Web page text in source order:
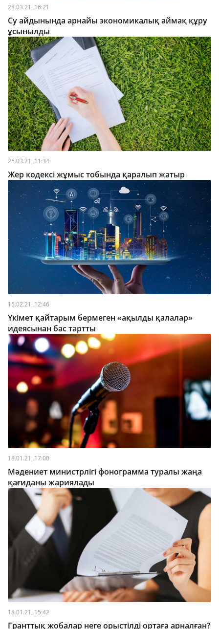
28.03.21, 16:21
Су айдынында арнайы экономикалық аймақ құру
ұсынылды
25.03.21, 11:34
Жер кодексі жұмыс тобында қаралып жатыр
15.02.21, 12:46
Үкімет қайтарым бермеген «ақылды қалалар»
идеясынан бас тартты
18.01.21, 17:00
Мәдениет министрлігі фонограмма туралы жаңа
қағиданы жариялады
18.01.21, 15:42
Гранттық жобалар неге орыстілді ортаға арналған?